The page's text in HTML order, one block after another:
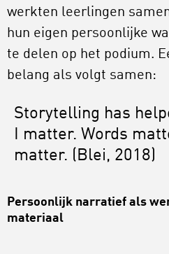
werkten leerlingen
hun eigen persoonlijke
te delen op het podium.
belang als volgt samen:
Storytelling has
I matter. Words
matter. (Blei, 2018)
Persoonlijk narratief als
materiaal